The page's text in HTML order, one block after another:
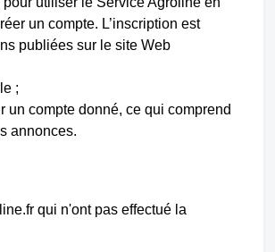
un compte. L’inscription est
publiées sur le site Web
;
compte donné, ce qui comprend
annonces.
qui n'ont pas effectué la